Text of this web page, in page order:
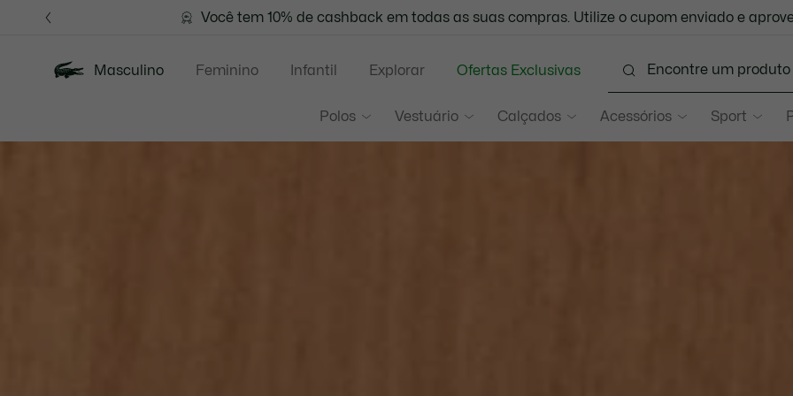
informação
FRETE GRÁTIS PARA TODO O BRASIL -Confira as regras de acordo
Você tem 10% de cashback em todas as suas compras. Utilize o cupom enviado e
Masculino
Polos Vestuário Calçados Acessórios Sport
Feminino Infantil Explorar Ofertas Exclusivas